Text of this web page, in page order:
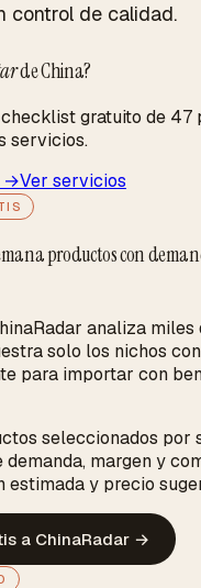
control de calidad.
de China?
gratuito de 47
servicios.
→Ver servicios
productos con
analiza
solo los nichos
para importar con
seleccionados por
demanda, margen y
estimada y precio
a ChinaRadar →